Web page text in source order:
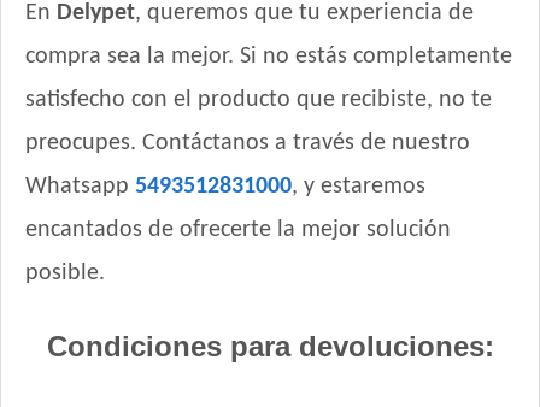
En Delypet, queremos que tu experiencia de
compra sea la mejor. Si no estás completamente
satisfecho con el producto que recibiste, no te
preocupes. Contáctanos a través de nuestro
Whatsapp 5493512831000, y estaremos
encantados de ofrecerte la mejor solución
posible.
Condiciones para devoluciones: